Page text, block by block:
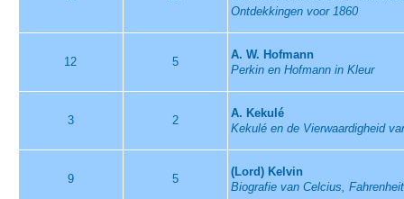
Ontdekkingen voor 1860
12 5
A. W. Hofmann
Perkin en Hofmann in Kleur
3 2
A. Kekulé
Kekulé en de Vierwaardigheid
9 5
(Lord) Kelvin
Biografie van Celcius,